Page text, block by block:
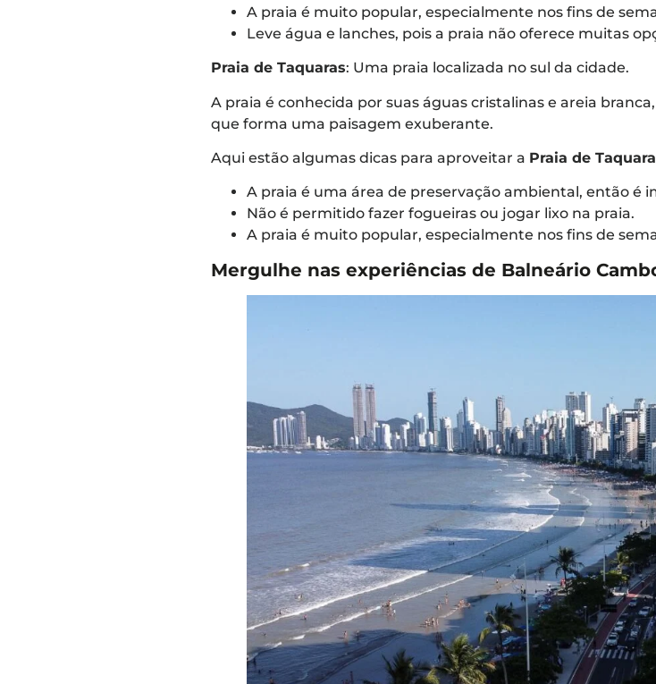
A praia é muito popular, especialmente nos fins de
Leve água e lanches, pois a praia não oferece muitas
Praia de Taquaras: Uma praia localizada no sul da cidade.
A praia é conhecida por suas águas cristalinas e areia
que forma uma paisagem exuberante.
Aqui estão algumas dicas para aproveitar a Praia de
A praia é uma área de preservação ambiental, então é
Não é permitido fazer fogueiras ou jogar lixo na praia.
A praia é muito popular, especialmente nos fins de
Mergulhe nas experiências de Balneário